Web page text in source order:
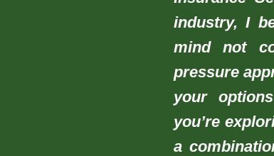
industry, I
mind not
pressure
your
you’re
a